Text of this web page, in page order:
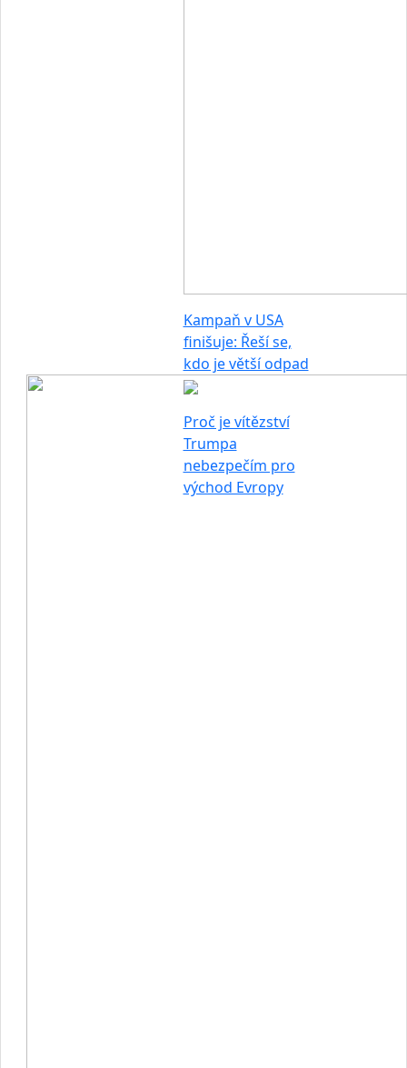
Kampaň v USA
finišuje: Řeší se,
kdo je větší odpad
Proč je vítězství
Trumpa
nebezpečím pro
východ Evropy